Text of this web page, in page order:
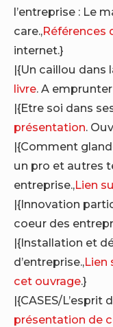
l’entreprise : Le
care.,Références
internet.}
|{Un caillou dans
livre. A
|{Etre soi dans
présentation.
|{Comment
un pro et autres
entreprise.,Lien
|{Innovation
coeur des
|{Installation et
d’entreprise.,Lien
cet ouvrage.}
|{CASES/L’esprit
présentation de